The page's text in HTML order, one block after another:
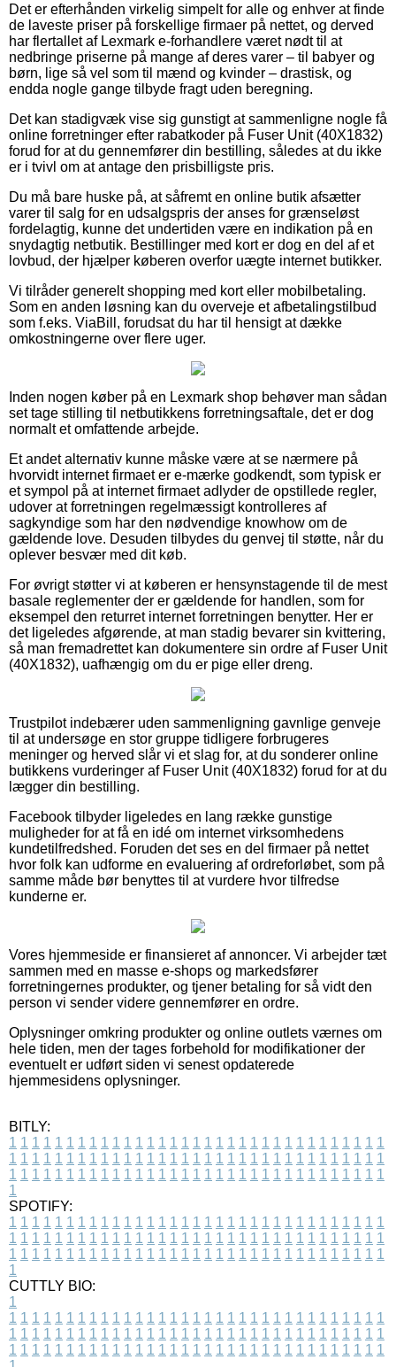
Det er efterhånden virkelig simpelt for alle og enhver at finde
de laveste priser på forskellige firmaer på nettet, og derved
har flertallet af Lexmark e-forhandlere været nødt til at
nedbringe priserne på mange af deres varer – til babyer og
børn, lige så vel som til mænd og kvinder – drastisk, og
endda nogle gange tilbyde fragt uden beregning.
Det kan stadigvæk vise sig gunstigt at sammenligne nogle få
online forretninger efter rabatkoder på Fuser Unit (40X1832)
forud for at du gennemfører din bestilling, således at du ikke
er i tvivl om at antage den prisbilligste pris.
Du må bare huske på, at såfremt en online butik afsætter
varer til salg for en udsalgspris der anses for grænseløst
fordelagtig, kunne det undertiden være en indikation på en
snydagtig netbutik. Bestillinger med kort er dog en del af et
lovbud, der hjælper køberen overfor uægte internet butikker.
Vi tilråder generelt shopping med kort eller mobilbetaling.
Som en anden løsning kan du overveje et afbetalingstilbud
som f.eks. ViaBill, forudsat du har til hensigt at dække
omkostningerne over flere uger.
Inden nogen køber på en Lexmark shop behøver man sådan
set tage stilling til netbutikkens forretningsaftale, det er dog
normalt et omfattende arbejde.
Et andet alternativ kunne måske være at se nærmere på
hvorvidt internet firmaet er e-mærke godkendt, som typisk er
et sympol på at internet firmaet adlyder de opstillede regler,
udover at forretningen regelmæssigt kontrolleres af
sagkyndige som har den nødvendige knowhow om de
gældende love. Desuden tilbydes du genvej til støtte, når du
oplever besvær med dit køb.
For øvrigt støtter vi at køberen er hensynstagende til de mest
basale reglementer der er gældende for handlen, som for
eksempel den returret internet forretningen benytter. Her er
det ligeledes afgørende, at man stadig bevarer sin kvittering,
så man fremadrettet kan dokumentere sin ordre af Fuser Unit
(40X1832), uafhængig om du er pige eller dreng.
Trustpilot indebærer uden sammenligning gavnlige genveje
til at undersøge en stor gruppe tidligere forbrugeres
meninger og herved slår vi et slag for, at du sonderer online
butikkens vurderinger af Fuser Unit (40X1832) forud for at du
lægger din bestilling.
Facebook tilbyder ligeledes en lang række gunstige
muligheder for at få en idé om internet virksomhedens
kundetilfredshed. Foruden det ses en del firmaer på nettet
hvor folk kan udforme en evaluering af ordreforløbet, som på
samme måde bør benyttes til at vurdere hvor tilfredse
kunderne er.
Vores hjemmeside er finansieret af annoncer. Vi arbejder tæt
sammen med en masse e-shops og markedsfører
forretningernes produkter, og tjener betaling for så vidt den
person vi sender videre gennemfører en ordre.
Oplysninger omkring produkter og online outlets værnes om
hele tiden, men der tages forbehold for modifikationer der
eventuelt er udført siden vi senest opdaterede
hjemmesidens oplysninger.
BITLY:
1 1 1 1 1 1 1 1 1 1 1 1 1 1 1 1 1 1 1 1 1 1 1 1 1 1 1 1 1 1 1 1 1
1 1 1 1 1 1 1 1 1 1 1 1 1 1 1 1 1 1 1 1 1 1 1 1 1 1 1 1 1 1 1 1 1
1 1 1 1 1 1 1 1 1 1 1 1 1 1 1 1 1 1 1 1 1 1 1 1 1 1 1 1 1 1 1 1 1
1
SPOTIFY:
1 1 1 1 1 1 1 1 1 1 1 1 1 1 1 1 1 1 1 1 1 1 1 1 1 1 1 1 1 1 1 1 1
1 1 1 1 1 1 1 1 1 1 1 1 1 1 1 1 1 1 1 1 1 1 1 1 1 1 1 1 1 1 1 1 1
1 1 1 1 1 1 1 1 1 1 1 1 1 1 1 1 1 1 1 1 1 1 1 1 1 1 1 1 1 1 1 1 1
1
CUTTLY BIO:
1
1 1 1 1 1 1 1 1 1 1 1 1 1 1 1 1 1 1 1 1 1 1 1 1 1 1 1 1 1 1 1 1 1
1 1 1 1 1 1 1 1 1 1 1 1 1 1 1 1 1 1 1 1 1 1 1 1 1 1 1 1 1 1 1 1 1
1 1 1 1 1 1 1 1 1 1 1 1 1 1 1 1 1 1 1 1 1 1 1 1 1 1 1 1 1 1 1 1 1